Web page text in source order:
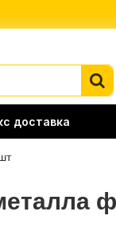
доставка